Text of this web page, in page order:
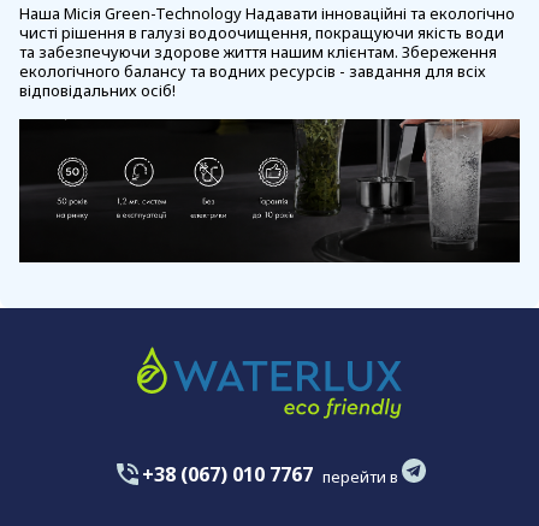
Наша Місія Green-Technology Надавати інноваційні та екологічно
чисті рішення в галузі водоочищення, покращуючи якість води
та забезпечуючи здорове життя нашим клієнтам. Збереження
екологічного балансу та водних ресурсів - завдання для всіх
відповідальних осіб!
+38 (067) 010 7767 перейти в